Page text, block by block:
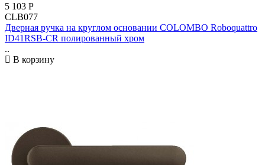
5 103 Р
CLB077
Дверная ручка на круглом основании COLOMBO Roboquattro
ID41RSB-CR полированный хром
..
В корзину